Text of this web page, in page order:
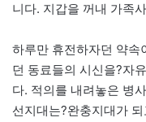
니다. 지갑을 꺼내 가족
하루만 휴전하자던 약속
던 동료들의 시신을?자
다. 적의를 내려놓은 병
선지대는?완충지대가